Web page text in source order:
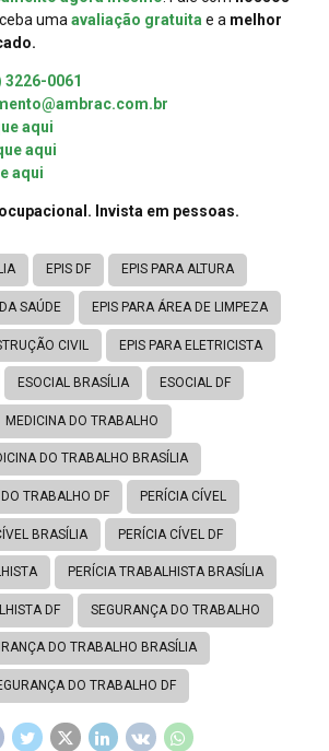
uma avaliação gratuita e a melhor
3226-0061
aqui
aqui
aqui
Invista em pessoas.
EPIS DF EPIS PARA ALTURA
SAÚDE EPIS PARA ÁREA DE LIMPEZA
CIVIL EPIS PARA ELETRICISTA
ESOCIAL BRASÍLIA ESOCIAL DF
MEDICINA DO TRABALHO
DO TRABALHO BRASÍLIA
TRABALHO DF PERÍCIA CÍVEL
BRASÍLIA PERÍCIA CÍVEL DF
PERÍCIA TRABALHISTA BRASÍLIA
DF SEGURANÇA DO TRABALHO
DO TRABALHO BRASÍLIA
DO TRABALHO DF